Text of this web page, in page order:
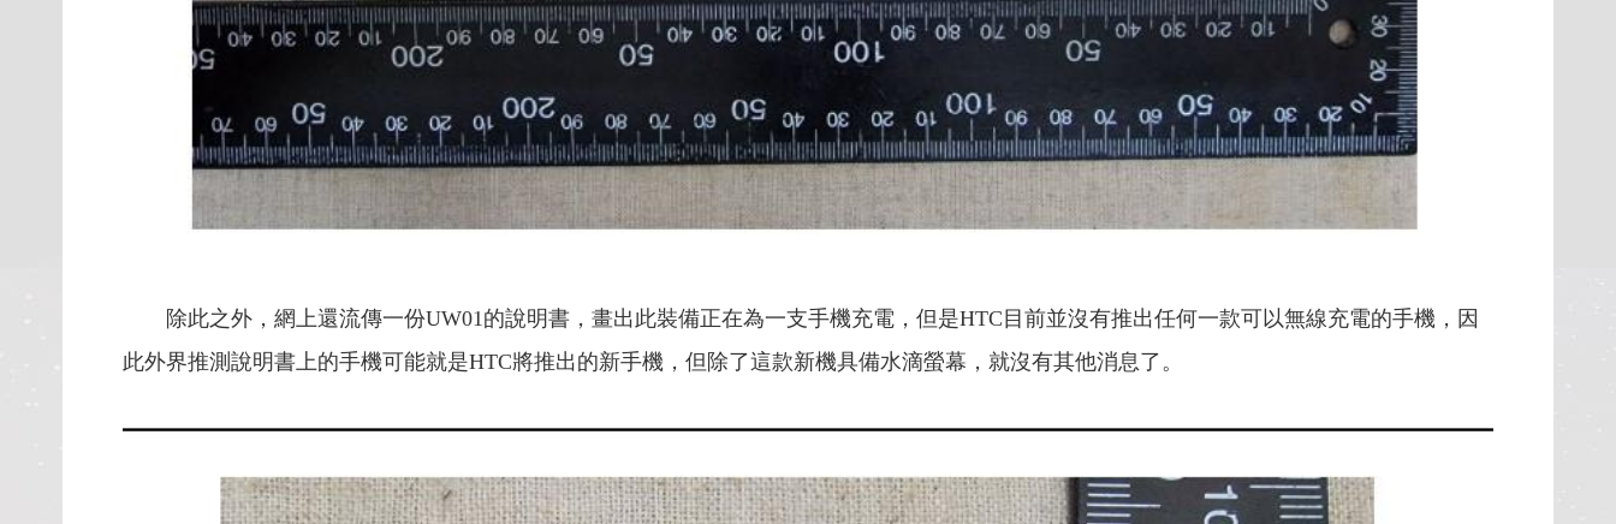
除此之外，網上還流傳一份UW01的說明書，畫出此裝備正在為一支手機充電，但是HTC目前並沒有推出任何一款可以無線充電的手機，因
此外界推測說明書上的手機可能就是HTC將推出的新手機，但除了這款新機具備水滴螢幕，就沒有其他消息了。